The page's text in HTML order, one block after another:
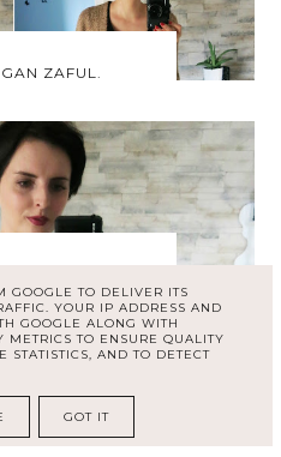
ZAFUL.
NA DZIEŃ
WYŚWIETLEŃ
GOOGLE TO DELIVER ITS
YOUR IP ADDRESS AND
GOOGLE ALONG WITH
METRICS TO ENSURE QUALITY
STATISTICS, AND TO DETECT
GOT IT